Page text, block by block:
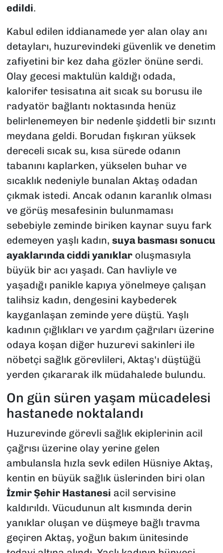
edildi.
Kabul edilen iddianamede yer alan olay anı
detayları, huzurevindeki güvenlik ve denetim
zafiyetini bir kez daha gözler önüne serdi.
Olay gecesi maktulün kaldığı odada,
kalorifer tesisatına ait sıcak su borusu ile
radyatör bağlantı noktasında henüz
belirlenemeyen bir nedenle şiddetli bir sızıntı
meydana geldi. Borudan fışkıran yüksek
dereceli sıcak su, kısa sürede odanın
tabanını kaplarken, yükselen buhar ve
sıcaklık nedeniyle bunalan Aktaş odadan
çıkmak istedi. Ancak odanın karanlık olması
ve görüş mesafesinin bulunmaması
sebebiyle zeminde biriken kaynar suyu fark
edemeyen yaşlı kadın, suya basması sonucu
ayaklarında ciddi yanıklaroluşmasıyla
büyük bir acı yaşadı. Can havliyle ve
yaşadığı panikle kapıya yönelmeye çalışan
talihsiz kadın, dengesini kaybederek
kayganlaşan zeminde yere düştü. Yaşlı
kadının çığlıkları ve yardım çağrıları üzerine
odaya koşan diğer huzurevi sakinleri ile
nöbetçi sağlık görevlileri, Aktaş'ı düştüğü
yerden çıkararak ilk müdahalede bulundu.
On gün süren yaşam mücadelesi
hastanede noktalandı
Huzurevinde görevli sağlık ekiplerinin acil
çağrısı üzerine olay yerine gelen
ambulansla hızla sevk edilen Hüsniye Aktaş,
kentin en büyük sağlık üslerinden biri olan
İzmir Şehir Hastanesi acil servisine
kaldırıldı. Vücudunun alt kısmında derin
yanıklar oluşan ve düşmeye bağlı travma
geçiren Aktaş, yoğun bakım ünitesinde